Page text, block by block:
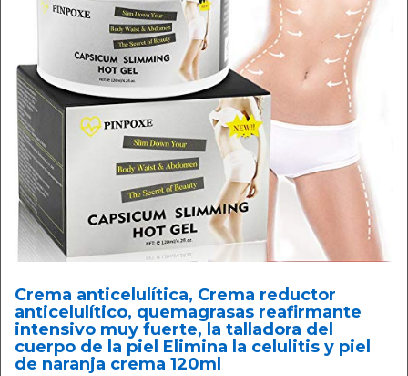
Crema anticelulítica, Crema reductor
anticelulítico, quemagrasas reafirmante
intensivo muy fuerte, la talladora del
cuerpo de la piel Elimina la celulitis y piel
de naranja crema 120ml